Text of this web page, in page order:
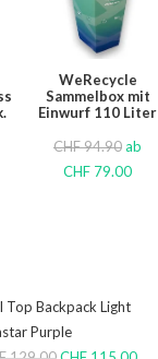
WeRecycle
Sammelbox mit
Einwurf 110 Liter
CHF94.90ab
CHF 79.00
Top Backpack Light
Purple